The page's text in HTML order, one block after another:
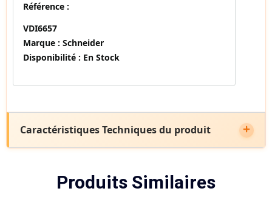
Référence :
VDI6657
Marque : Schneider
Disponibilité : En Stock
Caractéristiques Techniques du produit
Produits Similaires